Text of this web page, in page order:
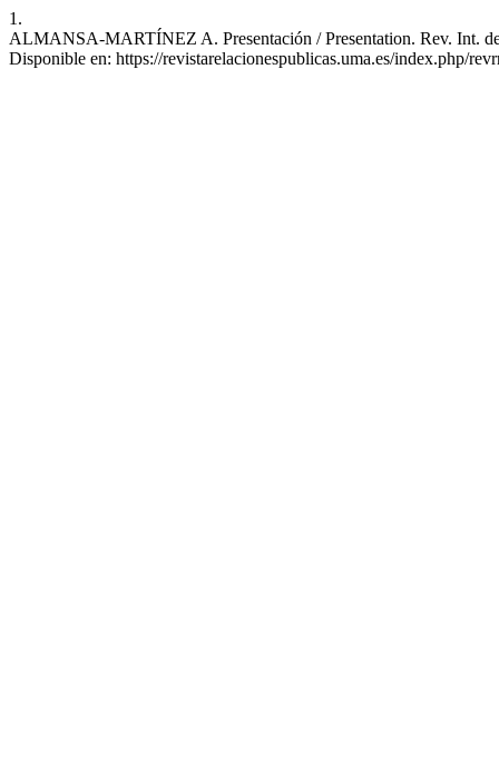
1.
ALMANSA-MARTÍNEZ A. Presentación / Presentation. Rev. Int.
Disponible en: https://revistarelacionespublicas.uma.es/index.php/